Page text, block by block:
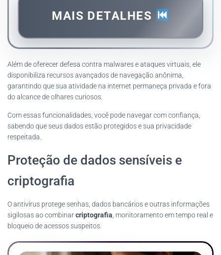
MAIS DETALHES
Além de oferecer defesa contra malwares e ataques virtuais, ele
disponibiliza recursos avançados de navegação anônima,
garantindo que sua atividade na internet permaneça privada e fora
do alcance de olhares curiosos.
Com essas funcionalidades, você pode navegar com confiança,
sabendo que seus dados estão protegidos e sua privacidade
respeitada.
Proteção de dados sensíveis e
criptografia
O antivírus protege senhas, dados bancários e outras informações
sigilosas ao combinarcriptografia, monitoramento em tempo real e
bloqueio de acessos suspeitos.